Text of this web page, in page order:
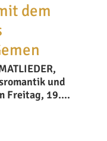
dem
und
Freitag, 19.